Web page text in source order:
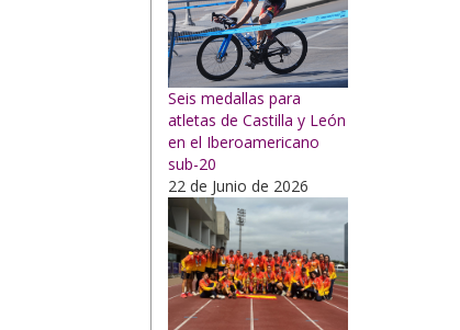
Seis medallas para
atletas de Castilla y León
en el Iberoamericano
sub-20
22 de Junio de 2026